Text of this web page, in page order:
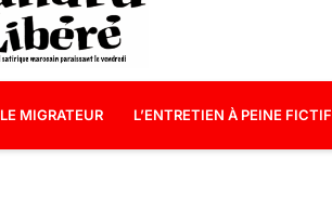
LE MIGRATEUR L’ENTRETIEN À PEINE FICTIF